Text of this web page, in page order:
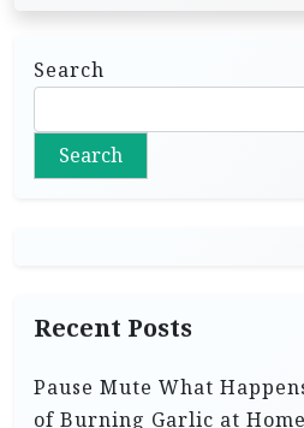
Search
Search
Recent Posts
Pause Mute What
of Burning Garlic at Home